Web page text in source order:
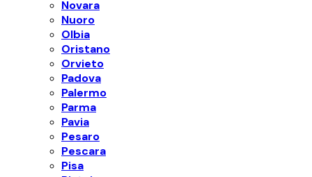
Novara
Nuoro
Olbia
Oristano
Orvieto
Padova
Palermo
Parma
Pavia
Pesaro
Pescara
Pisa